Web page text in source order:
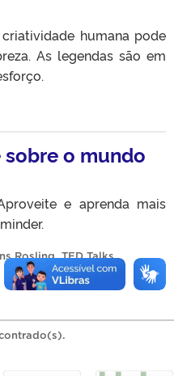
humana pode
As legendas são em
o mundo
e aprenda mais
Rosling,TED Talks.